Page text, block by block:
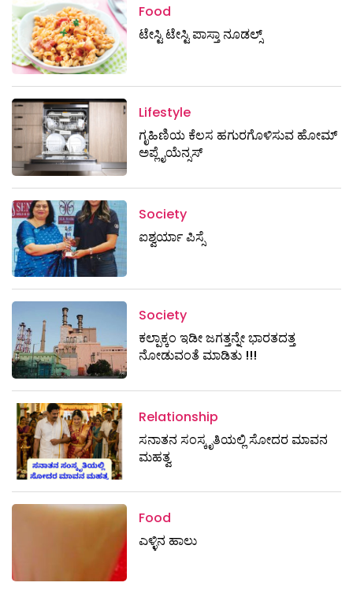
Food
ಟೇಸ್ಟಿ ಟೇಸ್ಟಿ ಪಾಸ್ತಾ ನೂಡಲ್ಸ್
Lifestyle
ಗೃಹಿಣಿಯ ಕೆಲಸ ಹಗುರಗೊಳಿಸುವ ಹೋಮ್
ಅಪ್ಲೈಯೆನ್ಸಸ್‌
Society
ಐಶ್ವರ್ಯಾ ಪಿಸ್ಸೆ
Society
ಕಲ್ಪಾಕ್ಕಂ ಇಡೀ ಜಗತ್ತನ್ನೇ ಭಾರತದತ್ತ
ನೋಡುವಂತೆ ಮಾಡಿತು !!!
Relationship
ಸನಾತನ ಸಂಸ್ಕೃತಿಯಲ್ಲಿ ಸೋದರ ಮಾವನ
ಮಹತ್ವ
Food
ಎಳ್ಳಿನ ಹಾಲು